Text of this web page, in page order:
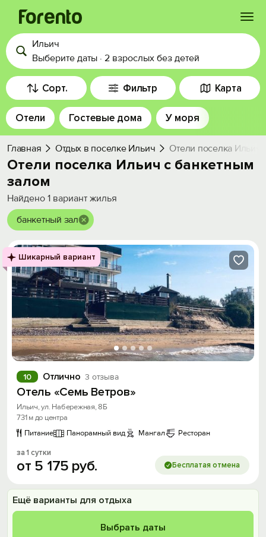
Войти
Избранное
История просмотра
Добавить свой объект
Ильич
Выберите даты · 2 взрослых без детей
Сорт. Фильтр Карта
Отели Гостевые дома У моря
Главная Отдых в поселке Ильич Отели поселка Ильич
Отели поселка Ильич с банкетным
залом
Найдено 1 вариант жилья
банкетный зал
Шикарный вариант
Отлично 3 отзыва
10
Отель «Семь Ветров»
Ильич, ул. Набережная, 8Б
731 м до центра
Питание
Панорамный вид Мангал Ресторан
за 1 сутки
от 5 175 руб. Бесплатая отмена
Ещё варианты для отдыха
Выбрать даты